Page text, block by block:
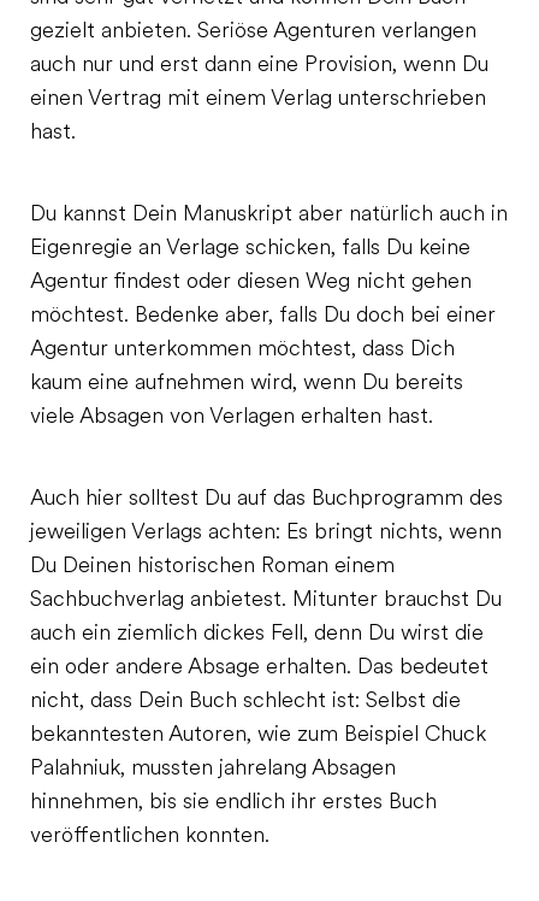
gezielt anbieten. Seriöse Agenturen verlangen
auch nur und erst dann eine Provision, wenn Du
einen Vertrag mit einem Verlag unterschrieben
hast.
Du kannst Dein Manuskript aber natürlich auch in
Eigenregie an Verlage schicken, falls Du keine
Agentur findest oder diesen Weg nicht gehen
möchtest. Bedenke aber, falls Du doch bei einer
Agentur unterkommen möchtest, dass Dich
kaum eine aufnehmen wird, wenn Du bereits
viele Absagen von Verlagen erhalten hast.
Auch hier solltest Du auf das Buchprogramm des
jeweiligen Verlags achten: Es bringt nichts, wenn
Du Deinen historischen Roman einem
Sachbuchverlag anbietest. Mitunter brauchst Du
auch ein ziemlich dickes Fell, denn Du wirst die
ein oder andere Absage erhalten. Das bedeutet
nicht, dass Dein Buch schlecht ist: Selbst die
bekanntesten Autoren, wie zum Beispiel Chuck
Palahniuk, mussten jahrelang Absagen
hinnehmen, bis sie endlich ihr erstes Buch
veröffentlichen konnten.